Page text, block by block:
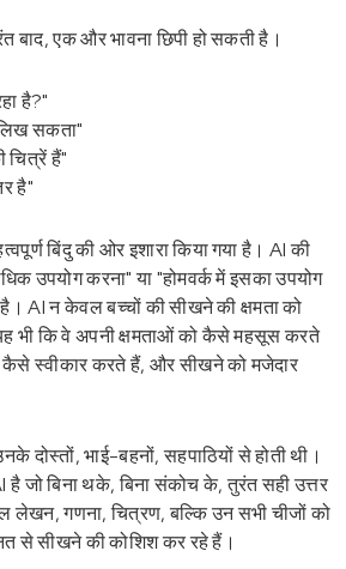
बाद, एक और भावना छिपी हो सकती है।
है?"
सकता"
चित्रें हैं"
है"
बिंदु की ओर इशारा किया गया है। AI की
उपयोग करना" या "होमवर्क में इसका उपयोग
AI न केवल बच्चों की सीखने की क्षमता को
भी कि वे अपनी क्षमताओं को कैसे महसूस करते
स्वीकार करते हैं, और सीखने को मजेदार
दोस्तों, भाई-बहनों, सहपाठियों से होती थी।
जो बिना थके, बिना संकोच के, तुरंत सही उत्तर
गणना, चित्रण, बल्कि उन सभी चीजों को
से सीखने की कोशिश कर रहे हैं।